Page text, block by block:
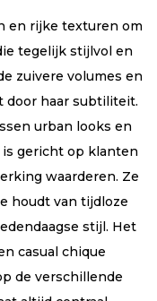
en rijke texturen om
tegelijk stijlvol en
zuivere volumes en
door haar subtiliteit.
urban looks en
gericht op klanten
waarderen. Ze
houdt van tijdloze
stijl. Het
casual chique
de verschillende